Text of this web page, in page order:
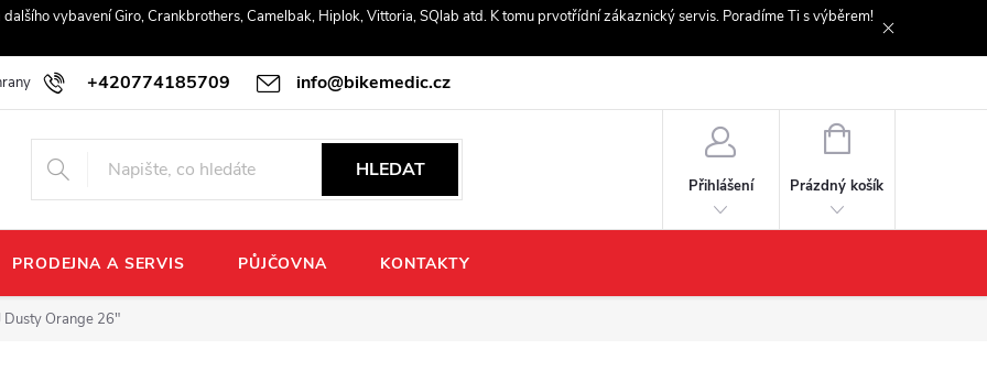
vybavení Giro, Crankbrothers, Camelbak, Hiplok, Vittoria, SQlab atd. K tomu prvotřídní zákaznický servis. Poradíme Ti s výběrem!
+420774185709 info@bikemedic.cz
osobních údajů
HLEDAT
Přihlášení
NÁKUPNÍ
Prázdný košík
PRODEJNA A SERVIS PŮJČOVNA KONTAKTY
Dusty Orange 26"